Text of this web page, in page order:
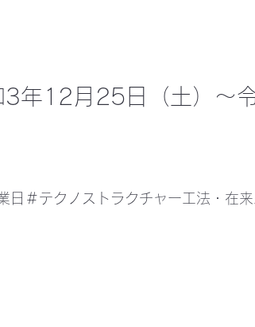
3年12月25日（土）～
日＃テクノストラクチャー工法・在